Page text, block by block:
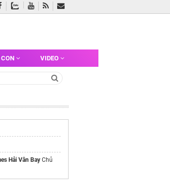
VIDEO
Hải Vân Bay Chủ